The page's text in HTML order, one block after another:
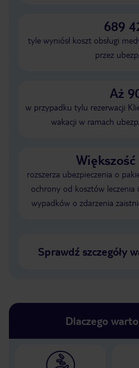
689
tyle wyniósł koszt obsługi
przez
Aż
w przypadku tylu rezerwacji
wakacji w ramach
rozszerza ubezpieczenia o
ochrony od kosztów leczenia
wypadków o zdarzenia
Sprawdź szczegóły
Dlaczego